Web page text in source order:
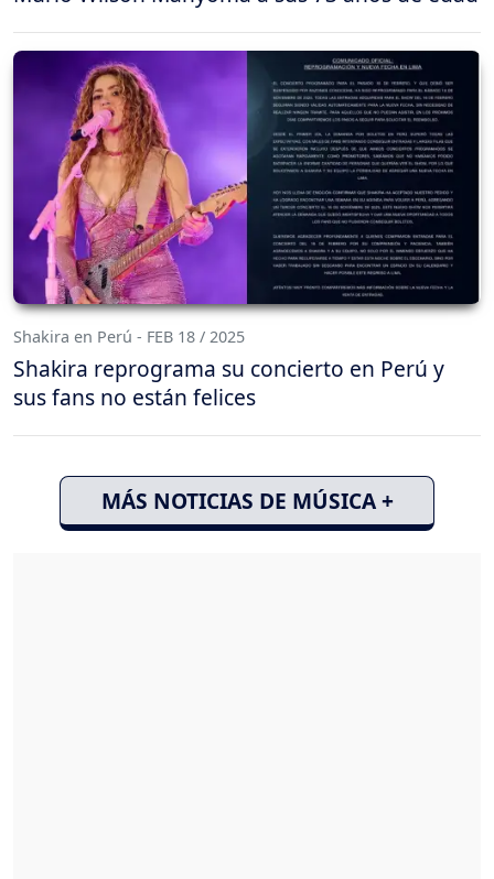
Shakira en Perú - FEB 18 / 2025
Shakira reprograma su concierto en Perú y
sus fans no están felices
MÁS NOTICIAS DE MÚSICA +